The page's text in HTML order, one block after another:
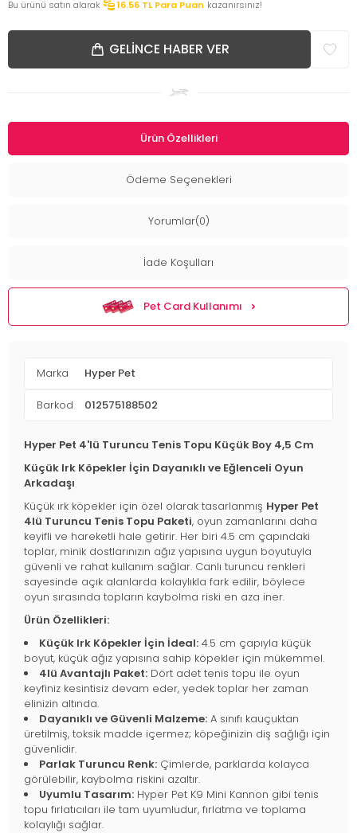
Bu ürünü satın alarak 16.56 TL Para Puan kazanırsınız!
GELINCE HABER VER
Ürün Özellikleri
Ödeme Seçenekleri
Yorumlar(0)
İade Koşulları
Pet Card Kullanımı
Marka Hyper Pet
Barkod 012575188502
Hyper Pet 4'lü Turuncu Tenis Topu Küçük Boy 4,5 Cm
Küçük Irk Köpekler İçin Dayanıklı ve Eğlenceli Oyun
Arkadaşı
Küçük ırk köpekler için özel olarak tasarlanmış Hyper Pet
4lü Turuncu Tenis Topu Paketi, oyun zamanlarını daha
keyifli ve hareketli hale getirir. Her biri 4.5 cm çapındaki
toplar, minik dostlarınızın ağız yapısına uygun boyutuyla
güvenli ve rahat kullanım sağlar. Canlı turuncu renkleri
sayesinde açık alanlarda kolaylıkla fark edilir, böylece
oyun sırasında topların kaybolma riski en aza iner.
Ürün Özellikleri:
Küçük Irk Köpekler İçin İdeal: 4.5 cm çapıyla küçük
boyut, küçük ağız yapısına sahip köpekler için mükemmel.
4lü Avantajlı Paket: Dört adet tenis topu ile oyun
keyfiniz kesintisiz devam eder, yedek toplar her zaman
elinizin altında.
Dayanıklı ve Güvenli Malzeme: A sınıfı kauçuktan
üretilmiş, toksik madde içermez; köpeğinizin diş sağlığı için
güvenlidir.
Parlak Turuncu Renk: Çimlerde, parklarda kolayca
görülebilir, kaybolma riskini azaltır.
Uyumlu Tasarım: Hyper Pet K9 Mini Kannon gibi tenis
topu fırlatıcıları ile tam uyumludur, fırlatma ve toplama
kolaylığı sağlar.